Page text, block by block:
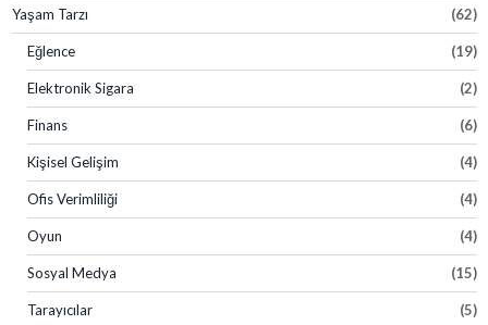
Yaşam Tarzı (62)
Eğlence (19)
Elektronik Sigara (2)
Finans (6)
Kişisel Gelişim (4)
Ofis Verimliliği (4)
Oyun (4)
Sosyal Medya (15)
Tarayıcılar (5)